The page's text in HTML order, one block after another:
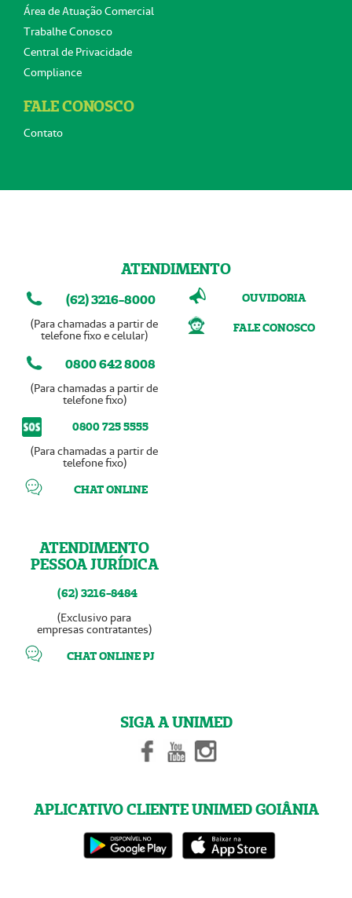
Área de Atuação Comercial
Trabalhe Conosco
Central de Privacidade
Compliance
FALE CONOSCO
Contato
ATENDIMENTO
(62) 3216-8000
(Para chamadas a partir de
telefone fixo e celular)
0800 642 8008
(Para chamadas a partir de
telefone fixo)
0800 725 5555
(Para chamadas a partir de
telefone fixo)
CHAT ONLINE
ATENDIMENTO
PESSOA JURÍDICA
(62) 3216-8484
(Exclusivo para
empresas contratantes)
CHAT ONLINE PJ
OUVIDORIA
FALE CONOSCO
SIGA A UNIMED
APLICATIVO CLIENTE UNIMED GOIÂNIA